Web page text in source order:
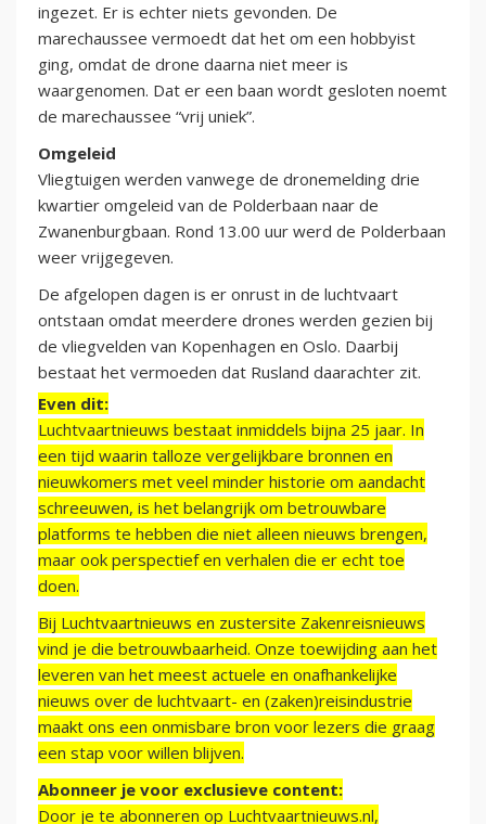
ingezet. Er is echter niets gevonden. De
marechaussee vermoedt dat het om een hobbyist
ging, omdat de drone daarna niet meer is
waargenomen. Dat er een baan wordt gesloten noemt
de marechaussee “vrij uniek”.
Omgeleid
Vliegtuigen werden vanwege de dronemelding drie
kwartier omgeleid van de Polderbaan naar de
Zwanenburgbaan. Rond 13.00 uur werd de Polderbaan
weer vrijgegeven.
De afgelopen dagen is er onrust in de luchtvaart
ontstaan omdat meerdere drones werden gezien bij
de vliegvelden van Kopenhagen en Oslo. Daarbij
bestaat het vermoeden dat Rusland daarachter zit.
Even dit:
Luchtvaartnieuws bestaat inmiddels bijna 25 jaar. In
een tijd waarin talloze vergelijkbare bronnen en
nieuwkomers met veel minder historie om aandacht
schreeuwen, is het belangrijk om betrouwbare
platforms te hebben die niet alleen nieuws brengen,
maar ook perspectief en verhalen die er echt toe
doen.
Bij Luchtvaartnieuws en zustersite Zakenreisnieuws
vind je die betrouwbaarheid. Onze toewijding aan het
leveren van het meest actuele en onafhankelijke
nieuws over de luchtvaart- en (zaken)reisindustrie
maakt ons een onmisbare bron voor lezers die graag
een stap voor willen blijven.
Abonneer je voor exclusieve content:
Door je te abonneren op Luchtvaartnieuws.nl,